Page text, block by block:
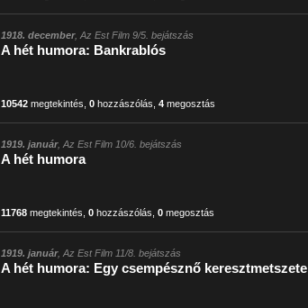
1918. december, Az Est Film 9/5. bejátszás
A hét humora: Bankrablós
10542megtekintés 0hozzászólás 4megosztás
1919. január, Az Est Film 10/6. bejátszás
A hét humora
11768megtekintés 0hozzászólás 0megosztás
1919. január, Az Est Film 11/8. bejátszás
A hét humora: Egy csempésznő keresztmetszete